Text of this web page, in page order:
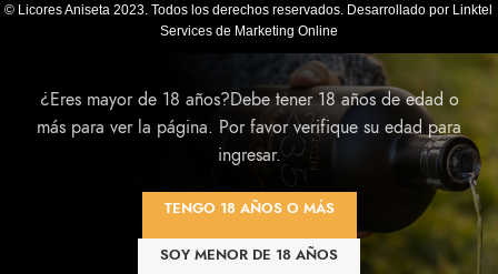
© Licores Aniseta 2023. Todos los derechos reservados. Desarrollado por Linktel
Services de Marketing Online
¿Eres mayor de 18 años?Debe tener 18 años de edad o
más para ver la página. Por favor verifique su edad para
ingresar.
TENGO 18 AÑOS O MÁS
SOY MENOR DE 18 AÑOS